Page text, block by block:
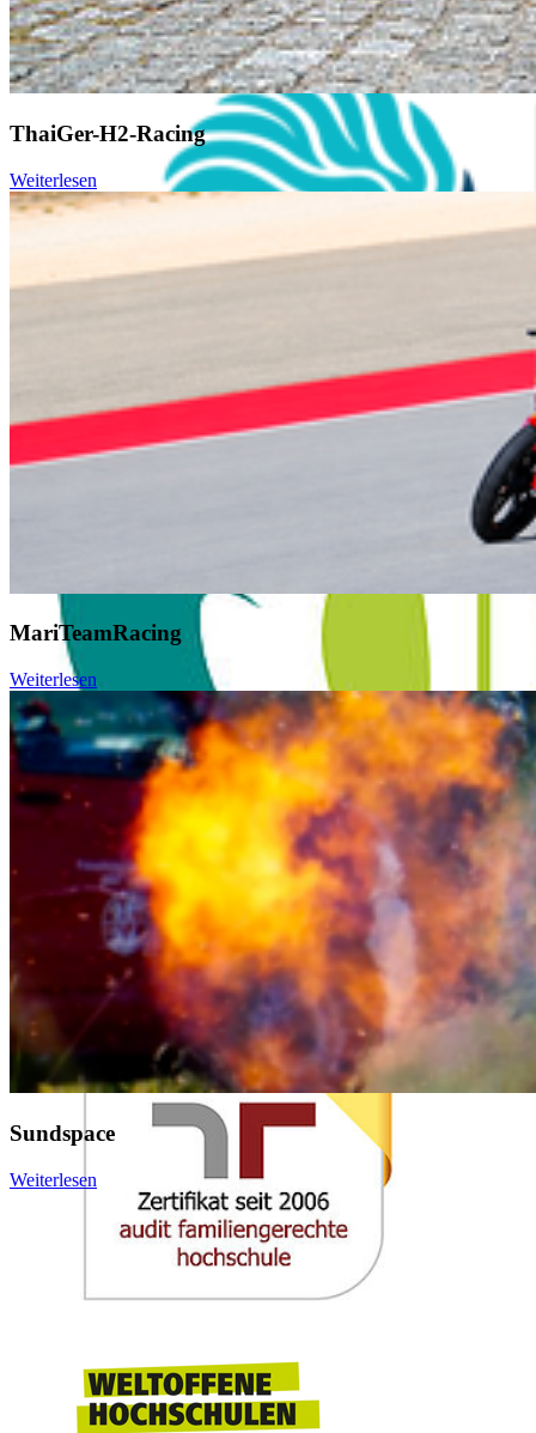
ThaiGer-H2-Racing
Weiterlesen
MariTeamRacing
Weiterlesen
Sundspace
Weiterlesen